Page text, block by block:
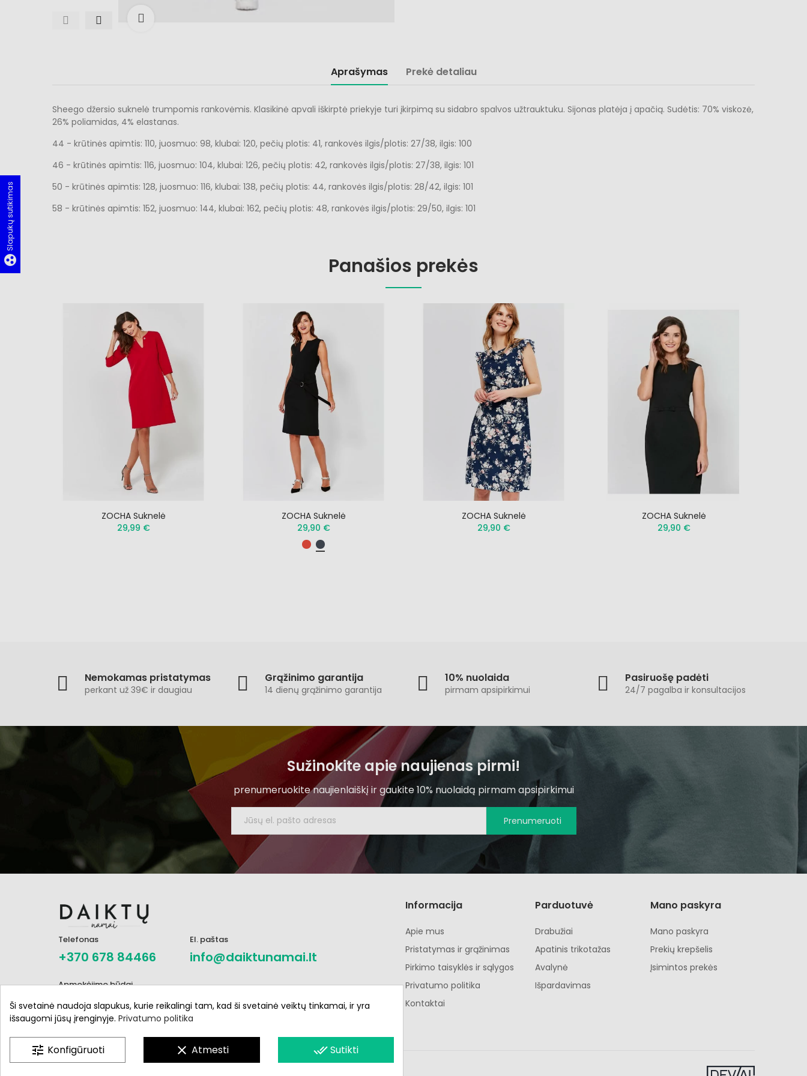
Aprašymas Prekė detaliau
Sheego džersio suknelė trumpomis rankovėmis. Klasikinė apvali iškirptė priekyje turi įkirpimą su sidabro spalvos užtrauktuku. Sijonas platėja į apačią. Sudėtis: 70% viskozė,
26% poliamidas, 4% elastanas.
44 - krūtinės apimtis: 110, juosmuo: 98, klubai: 120, pečių plotis: 41, rankovės ilgis/plotis: 27/38, ilgis: 100
46 - krūtinės apimtis: 116, juosmuo: 104, klubai: 126, pečių plotis: 42, rankovės ilgis/plotis: 27/38, ilgis: 101
50 - krūtinės apimtis: 128, juosmuo: 116, klubai: 138, pečių plotis: 44, rankovės ilgis/plotis: 28/42, ilgis: 101
58 - krūtinės apimtis: 152, juosmuo: 144, klubai: 162, pečių plotis: 48, rankovės ilgis/plotis: 29/50, ilgis: 101
Panašios prekės
ZOCHA Suknelė
29,99 €
ZOCHA Suknelė
29,90 €
ZOCHA Suknelė
29,90 €
ZOCHA Suknelė
29,90 €
Nemokamas pristatymas
perkant už 39€ ir daugiau
Grąžinimo garantija
14 dienų grąžinimo garantija
10% nuolaida
pirmam apsipirkimui
Pasiruošę padėti
24/7 pagalba ir konsultacijos
Sužinokite apie naujienas pirmi!
prenumeruokite naujienlaiškį ir gaukite 10% nuolaidą pirmam apsipirkimui
Prenumeruoti
Telefonas
+370 678 84466
El. paštas
info@daiktunamai.lt
Apmokėjimo būdai
Informacija
Apie mus
Pristatymas ir grąžinimas
Pirkimo taisyklės ir sąlygos
Privatumo politika
Kontaktai
Parduotuvė
Drabužiai
Apatinis trikotažas
Avalynė
Išpardavimas
Mano paskyra
Mano paskyra
Prekių krepšelis
Įsimintos prekės
Ši svetainė naudoja slapukus, kurie reikalingi tam, kad ši svetainė veiktų tinkamai, ir yra
išsaugomi jūsų įrenginyje. Privatumo politika
tune Konfigūruoti clear Atmesti done_allSutikti
group_work
Slapukų sutikimas